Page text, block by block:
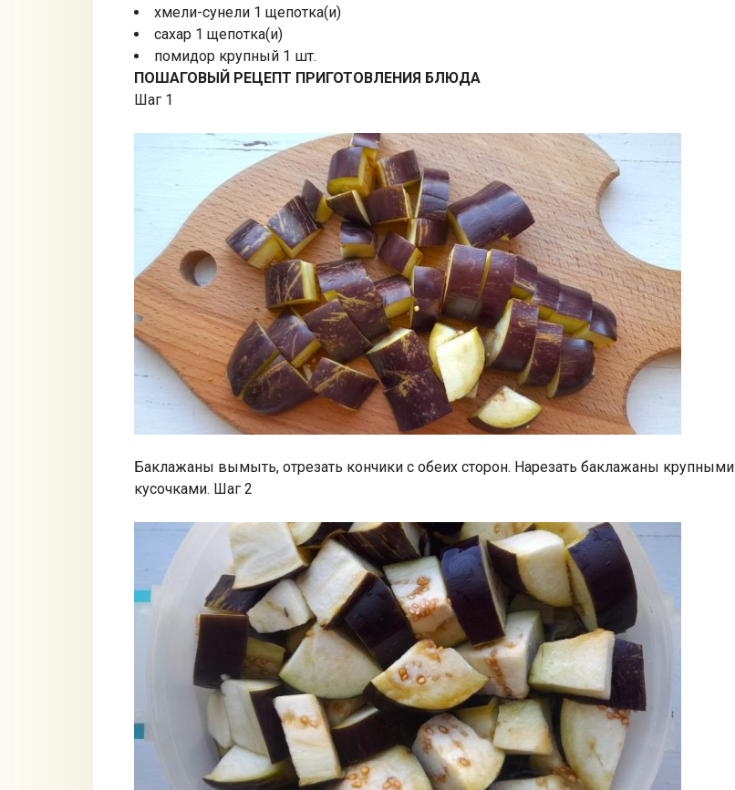
хмели-сунели 1 щепотка(и)
сахар 1 щепотка(и)
помидор крупный 1 шт.
ПОШАГОВЫЙ РЕЦЕПТ ПРИГОТОВЛЕНИЯ БЛЮДА
Шаг 1
Баклажаны вымыть, отрезать кончики с обеих сторон. Нарезать баклажаны крупными
кусочками. Шаг 2